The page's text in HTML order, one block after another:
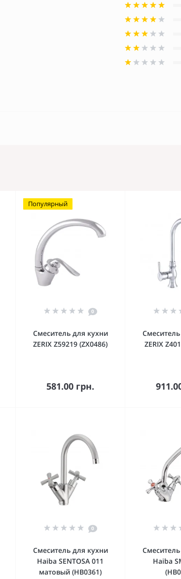
Популярный
0
Смеситель для кухни
ZERIX Z59219 (ZX0486)
581.00 грн.
В корзину
ZERIX
В
0
Смеситель для кухни
Haiba SENTOSA 011
матовый (HB0361)
Haiba